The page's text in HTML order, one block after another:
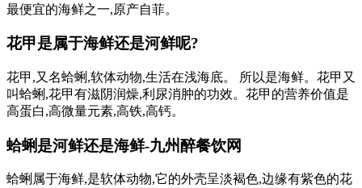
最便宜的海鲜之一,原产自菲。
花甲是属于海鲜还是河鲜呢?
花甲,又名蛤蜊,软体动物,生活在浅海底。 所以是海鲜。花甲又
叫蛤蜊,花甲有滋阴润燥,利尿消肿的功效。花甲的营养价值是
高蛋白,高微量元素,高铁,高钙。
蛤蜊是河鲜还是海鲜-九州醉餐饮网
蛤蜊属于海鲜,是软体动物,它的外壳呈淡褐色,边缘有紫色的花